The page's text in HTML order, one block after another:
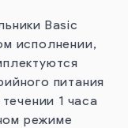
Basic
исполнении,
питания
1 часа
режиме